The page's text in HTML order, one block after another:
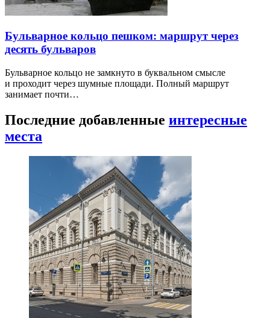
Бульварное кольцо пешком: маршрут через
десять бульваров
Бульварное кольцо не замкнуто в буквальном смысле
и проходит через шумные площади. Полный маршрут
занимает почти…
Последние добавленные интересные
места